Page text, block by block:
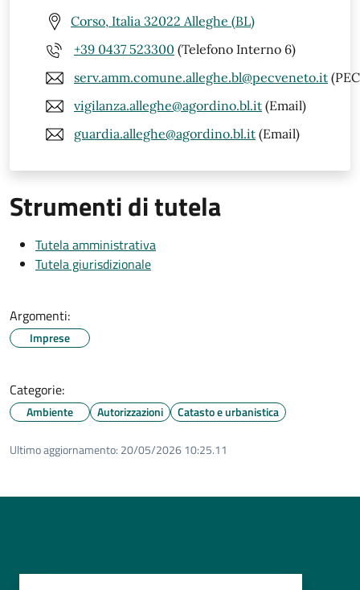
Corso, Italia 32022 Alleghe (BL)
+39 0437 523300 (Telefono Interno 6)
serv.amm.comune.alleghe.bl@pecveneto.it
vigilanza.alleghe@agordino.bl.it (Email)
guardia.alleghe@agordino.bl.it (Email)
Strumenti di tutela
Tutela amministrativa
Tutela giurisdizionale
Argomenti:
Imprese
Categorie:
Ambiente Autorizzazioni Catasto e urbanistica
Ultimo aggiornamento: 20/05/2026 10:25.11